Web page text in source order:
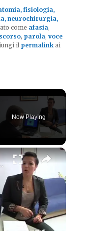
fisiologia,
neurochirurgia,
come afasia,
, parola,voce
il permalink ai
Now Playing
×
del colon